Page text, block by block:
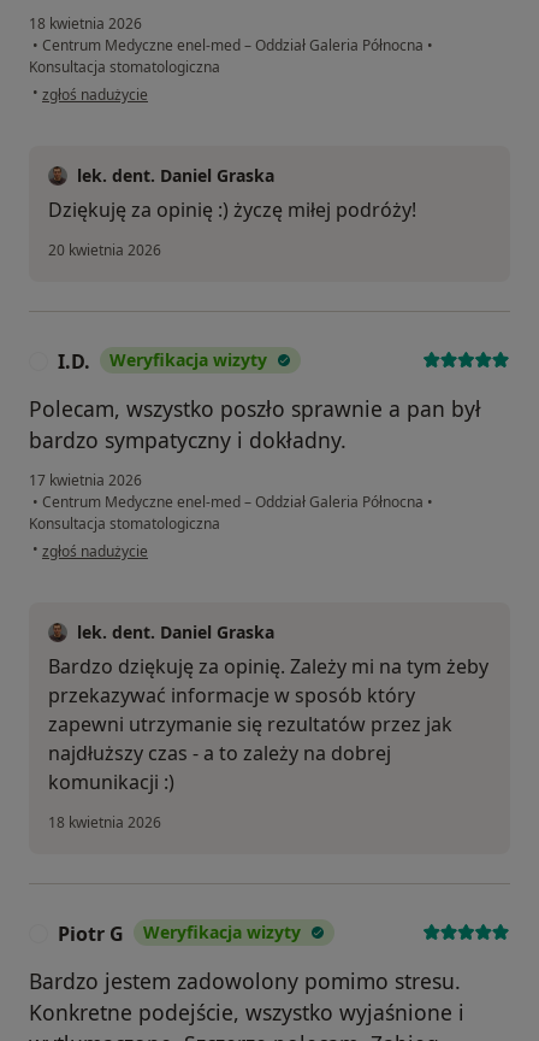
18 kwietnia 2026
• Centrum Medyczne enel-med – Oddział Galeria Północna •
Konsultacja stomatologiczna
• w opinii użytkownika AP
zgłoś nadużycie
lek. dent. Daniel Graska
Dziękuję za opinię :) życzę miłej podróży!
20 kwietnia 2026
I.D. Weryfikacja wizyty
Polecam, wszystko poszło sprawnie a pan był
bardzo sympatyczny i dokładny.
17 kwietnia 2026
• Centrum Medyczne enel-med – Oddział Galeria Północna •
Konsultacja stomatologiczna
• w opinii użytkownika I.D.
zgłoś nadużycie
lek. dent. Daniel Graska
Bardzo dziękuję za opinię. Zależy mi na tym żeby
przekazywać informacje w sposób który
zapewni utrzymanie się rezultatów przez jak
najdłuższy czas - a to zależy na dobrej
komunikacji :)
18 kwietnia 2026
Piotr G Weryfikacja wizyty
Bardzo jestem zadowolony pomimo stresu.
Konkretne podejście, wszystko wyjaśnione i